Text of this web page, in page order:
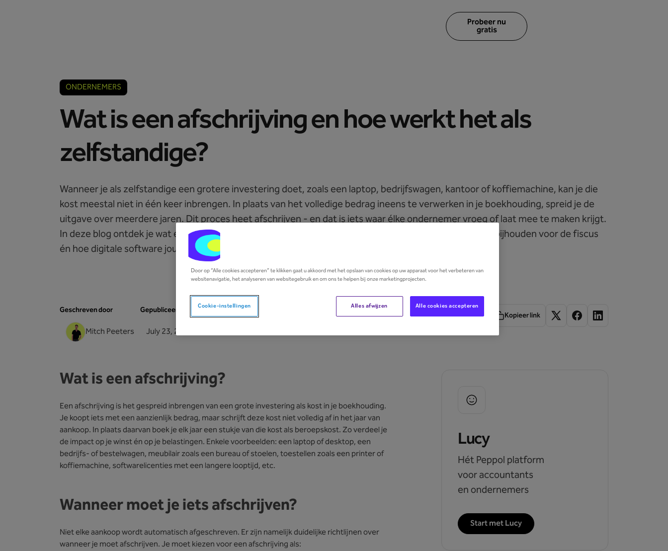
Probeer nu
gratis
ONDERNEMERS
Wat is een afschrijving en hoe werkt het als
zelfstandige?
Wanneer je als zelfstandige een grotere investering doet, zoals een laptop, bedrijfswagen, kantoor of koffiemachine, kan je die
kost meestal niet in één keer inbrengen. In plaats van het volledige bedrag ineens te verwerken in je boekhouding, spreid je de
uitgave over meerdere jaren. Dit proces heet afschrijven - en dat is iets waar élke ondernemer vroeg of laat mee te maken krijgt.
In deze blog ontdek je wat een afschrijving precies is, welke termijn er zijn, welke documenten je moet bijhouden voor de fiscus
én hoe digitale software jou kan helpen om je administratie te vereenvoudigen. Let’s dive in!
Geschreven door
Mitch Peeters
Gepubliceerd op
July 23, 2025
Kopieer link
Wat is een afschrijving?
Een afschrijving is het gespreid inbrengen van een grote investering als kost in je boekhouding.
Je koopt iets met een aanzienlijk bedrag, maar schrijft deze kost niet volledig af in het jaar van
aankoop. In plaats daarvan boek je elk jaar een stukje van die kost als beroepskost. Zo verdeel je
de impact op je winst én op je belastingen. Enkele voorbeelden: een laptop of desktop, een
bedrijfs- of bestelwagen, meubilair zoals een bureau of stoelen, toestellen zoals een printer of
koffiemachine, softwarelicenties met een langere looptijd, etc.
Wanneer moet je iets afschrijven?
Niet elke aankoop wordt automatisch afgeschreven. Er zijn namelijk duidelijke richtlijnen over
wanneer je moet afschrijven. Je moet kiezen voor een afschrijving als:
Lucy
Hét Peppol platform
voor accountants
en ondernemers
Start met Lucy
Door op “Alle cookies accepteren” te klikken gaat u akkoord met het opslaan van cookies op uw apparaat voor het verbeteren van
websitenavigatie, het analyseren van websitegebruik en om ons te helpen bij onze marketingprojecten.
Cookie-instellingen Alles afwijzen Alle cookies accepteren